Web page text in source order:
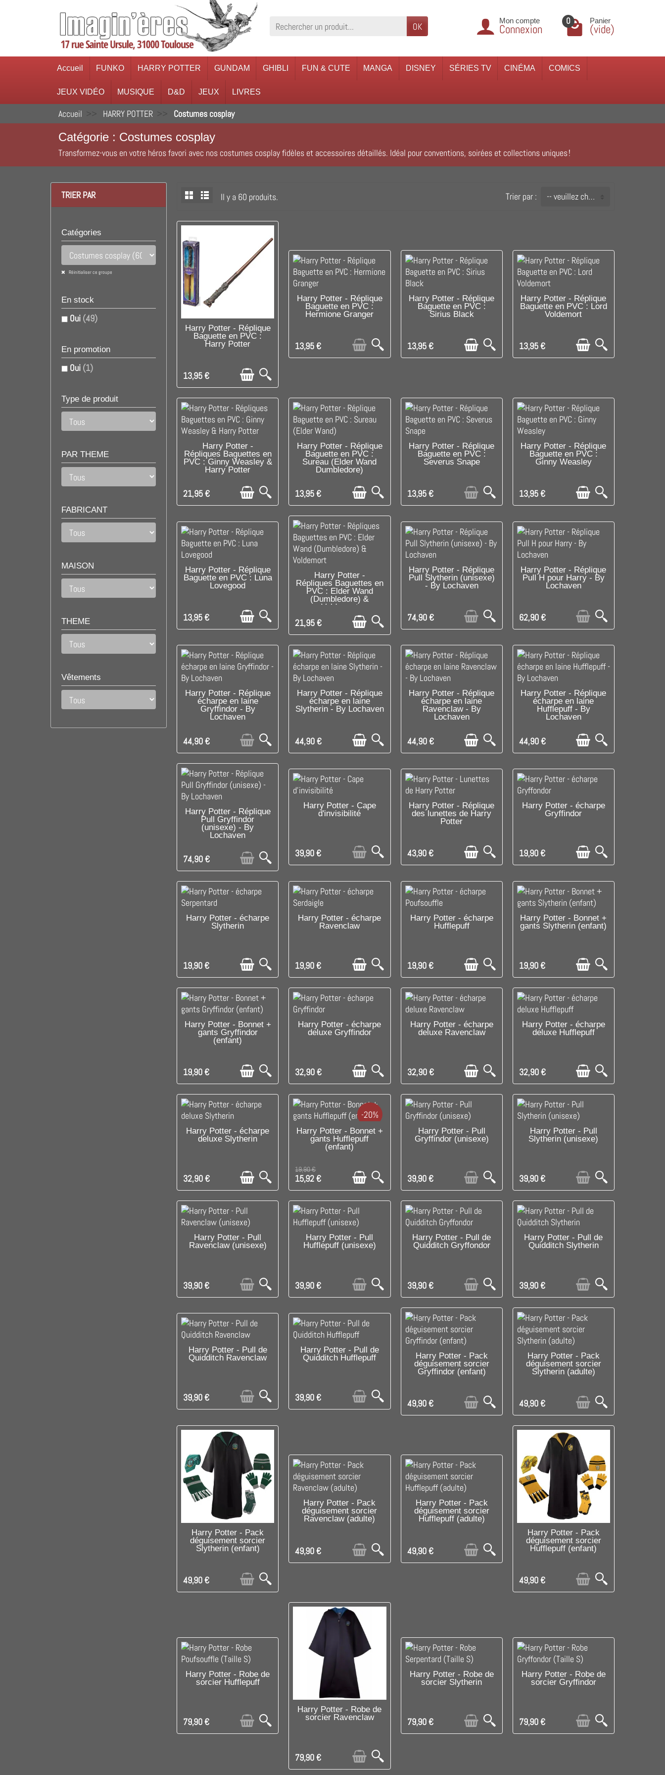
OK Mon compte
Connexion
0 Panier
(vide)
Accueil FUNKO HARRY POTTER GUNDAM GHIBLI FUN & CUTE MANGA DISNEY SÉRIES TV CINÉMA COMICS
JEUX VIDÉO MUSIQUE D&D JEUX LIVRES
Accueil HARRY POTTER Costumes cosplay
Catégorie : Costumes cosplay
Transformez-vous en votre héros favori avec nos costumes cosplay fidèles et accessoires détaillés. Idéal pour conventions, soirées et collections uniques !
TRIER PAR
Catégories
Réinitialiser ce groupe
En stock
Oui (49)
En promotion
Oui (1)
Type de produit
PAR THEME
FABRICANT
MAISON
THEME
Vêtements
Il y a 60 produits. Trier par : -- veuillez choisir --
DISPONIBLE
Harry Potter - Réplique
Baguette en PVC :
Harry Potter
13,95 €
RUPTURE DE STOCK
Harry Potter - Réplique
Baguette en PVC :
Hermione Granger
13,95 €
C'EST LE DERNIER !
Harry Potter - Réplique
Baguette en PVC :
Sirius Black
13,95 €
DISPONIBLE
Harry Potter - Réplique
Baguette en PVC : Lord
Voldemort
13,95 €
DISPONIBLE
Harry Potter -
Répliques Baguettes en
PVC : Ginny Weasley &
Harry Potter
21,95 €
C'EST LE DERNIER !
Harry Potter - Réplique
Baguette en PVC :
Sureau (Elder Wand
Dumbledore)
13,95 €
RUPTURE DE STOCK
Harry Potter - Réplique
Baguette en PVC :
Severus Snape
13,95 €
C'EST LE DERNIER !
Harry Potter - Réplique
Baguette en PVC :
Ginny Weasley
13,95 €
C'EST LE DERNIER !
Harry Potter - Réplique
Baguette en PVC : Luna
Lovegood
13,95 €
C'EST LE DERNIER !
Harry Potter -
Répliques Baguettes en
PVC : Elder Wand
(Dumbledore) &
Voldemort
21,95 €
PRODUIT DISPONIBLE AVEC
D'AUTRES OPTIONS
Harry Potter - Réplique
Pull Slytherin (unisexe)
- By Lochaven
74,90 €
C'EST LE DERNIER !
Harry Potter - Réplique
Pull H pour Harry - By
Lochaven
62,90 €
RUPTURE DE STOCK
Harry Potter - Réplique
écharpe en laine
Gryffindor - By
Lochaven
44,90 €
C'EST LE DERNIER !
Harry Potter - Réplique
écharpe en laine
Slytherin - By Lochaven
44,90 €
C'EST LE DERNIER !
Harry Potter - Réplique
écharpe en laine
Ravenclaw - By
Lochaven
44,90 €
C'EST LE DERNIER !
Harry Potter - Réplique
écharpe en laine
Hufflepuff - By
Lochaven
44,90 €
C'EST LE DERNIER !
Harry Potter - Réplique
Pull Gryffindor
(unisexe) - By
Lochaven
74,90 €
RUPTURE DE STOCK
Harry Potter - Cape
d'invisibilité
39,90 €
C'EST LE DERNIER !
Harry Potter - Réplique
des lunettes de Harry
Potter
43,90 €
C'EST LE DERNIER !
Harry Potter - écharpe
Gryffindor
19,90 €
C'EST LE DERNIER !
Harry Potter - écharpe
Slytherin
19,90 €
DISPONIBLE
Harry Potter - écharpe
Ravenclaw
19,90 €
C'EST LE DERNIER !
Harry Potter - écharpe
Hufflepuff
19,90 €
DISPONIBLE
Harry Potter - Bonnet +
gants Slytherin (enfant)
19,90 €
DISPONIBLE
Harry Potter - Bonnet +
gants Gryffindor
(enfant)
19,90 €
C'EST LE DERNIER !
Harry Potter - écharpe
deluxe Gryffindor
32,90 €
C'EST LE DERNIER !
Harry Potter - écharpe
deluxe Ravenclaw
32,90 €
C'EST LE DERNIER !
Harry Potter - écharpe
deluxe Hufflepuff
32,90 €
DISPONIBLE
Harry Potter - écharpe
deluxe Slytherin
32,90 €
-20%
DISPONIBLE
Harry Potter - Bonnet +
gants Hufflepuff
(enfant)
19,90 €
15,92 €
C'EST LE DERNIER !
Harry Potter - Pull
Gryffindor (unisexe)
39,90 €
C'EST LE DERNIER !
Harry Potter - Pull
Slytherin (unisexe)
39,90 €
PRODUIT DISPONIBLE AVEC
D'AUTRES OPTIONS
Harry Potter - Pull
Ravenclaw (unisexe)
39,90 €
PRODUIT DISPONIBLE AVEC
D'AUTRES OPTIONS
Harry Potter - Pull
Hufflepuff (unisexe)
39,90 €
PRODUIT DISPONIBLE AVEC
D'AUTRES OPTIONS
Harry Potter - Pull de
Quidditch Gryffondor
39,90 €
C'EST LE DERNIER !
Harry Potter - Pull de
Quidditch Slytherin
39,90 €
C'EST LE DERNIER !
Harry Potter - Pull de
Quidditch Ravenclaw
39,90 €
PRODUIT DISPONIBLE AVEC
D'AUTRES OPTIONS
Harry Potter - Pull de
Quidditch Hufflepuff
39,90 €
RUPTURE DE STOCK
Harry Potter - Pack
déguisement sorcier
Gryffindor (enfant)
49,90 €
C'EST LE DERNIER !
Harry Potter - Pack
déguisement sorcier
Slytherin (adulte)
49,90 €
RUPTURE DE STOCK
Harry Potter - Pack
déguisement sorcier
Slytherin (enfant)
49,90 €
RUPTURE DE STOCK
Harry Potter - Pack
déguisement sorcier
Ravenclaw (adulte)
49,90 €
C'EST LE DERNIER !
Harry Potter - Pack
déguisement sorcier
Hufflepuff (adulte)
49,90 €
C'EST LE DERNIER !
Harry Potter - Pack
déguisement sorcier
Hufflepuff (enfant)
49,90 €
C'EST LE DERNIER !
Harry Potter - Robe de
sorcier Hufflepuff
79,90 €
RUPTURE DE STOCK
Harry Potter - Robe de
sorcier Ravenclaw
79,90 €
PRODUIT DISPONIBLE AVEC
D'AUTRES OPTIONS
Harry Potter - Robe de
sorcier Slytherin
79,90 €
PRODUIT DISPONIBLE AVEC
D'AUTRES OPTIONS
Harry Potter - Robe de
sorcier Gryffindor
79,90 €